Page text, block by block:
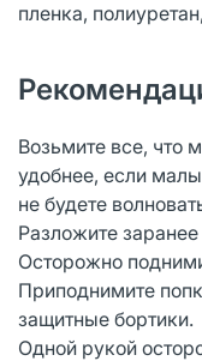
пленка,
Возьмите все, что
удобнее, если
не будете
Разложите
Осторожно
Приподнимите
защитные бортики.
Одной рукой